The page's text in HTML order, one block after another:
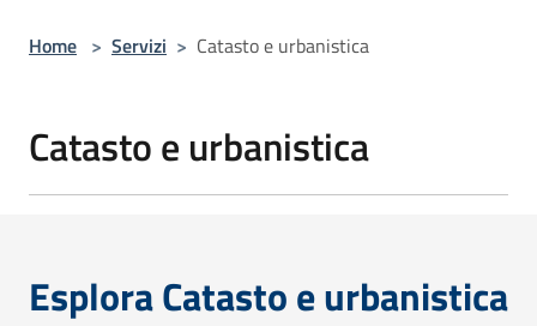
Home > Servizi > Catasto e urbanistica
Catasto e urbanistica
Esplora Catasto e urbanistica